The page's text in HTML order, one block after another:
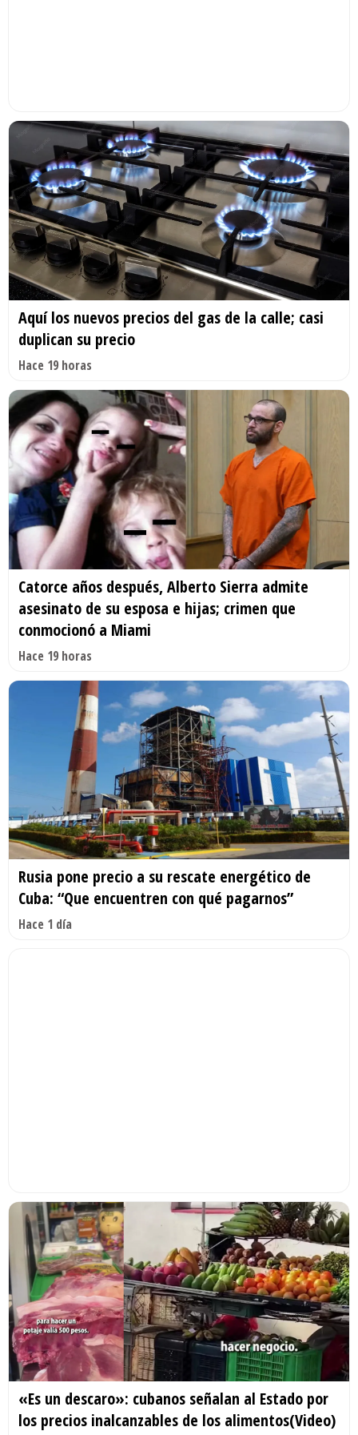
Aquí los nuevos precios del gas de la calle; casi
duplican su precio
Hace 19 horas
Catorce años después, Alberto Sierra admite
asesinato de su esposa e hijas; crimen que
conmocionó a Miami
Hace 19 horas
Rusia pone precio a su rescate energético de
Cuba: “Que encuentren con qué pagarnos”
Hace 1 día
«Es un descaro»: cubanos señalan al Estado por
los precios inalcanzables de los alimentos(Video)